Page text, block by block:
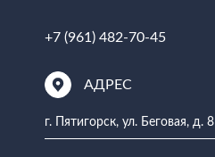
+7 (961) 482-70-45
АДРЕС
г. Пятигорск, ул. Беговая, д. 8